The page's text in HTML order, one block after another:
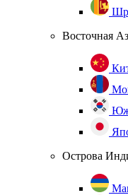
Восточная
Острова